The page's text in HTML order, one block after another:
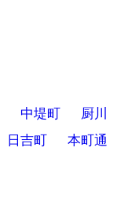
中堤町 厨川
日吉町 本町通